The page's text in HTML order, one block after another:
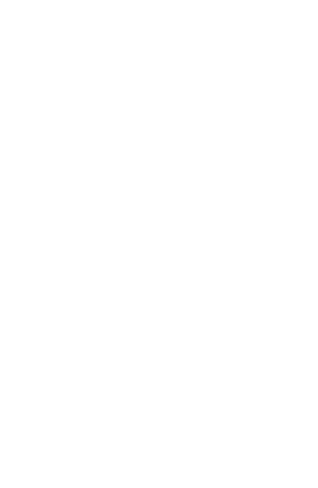
PLANT-MY-TREE bei der
mit jedem verkauften X-Pro
10 Cent.